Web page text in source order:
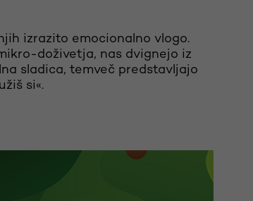
izrazito emocionalno vlogo.
doživetja, nas dvignejo iz
sladica, temveč predstavljajo
si«.